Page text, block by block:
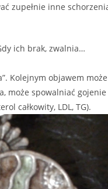
zupełnie inne
ich brak, zwalnia…
Kolejnym objawem
spowalniać
całkowity, LDL, TG).